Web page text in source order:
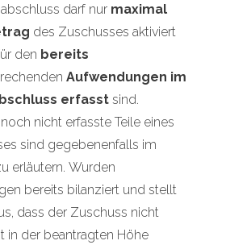
darf nur maximal
des Zuschusses aktiviert
den bereits
Aufwendungen im
erfasst sind.
nicht erfasste Teile eines
sind gegebenenfalls im
erläutern. Wurden
bereits bilanziert und stellt
dass der Zuschuss nicht
in der beantragten Höhe